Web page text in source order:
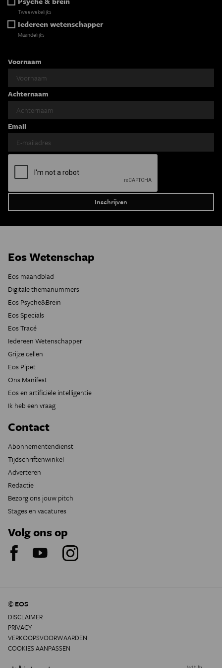
Tweewekelijks
Iedereen wetenschapper
Maandelijks
Voornaam
Achternaam
Email
Eos Wetenschap
Eos maandblad
Digitale themanummers
Eos Psyche&Brein
Eos Specials
Eos Tracé
Iedereen Wetenschapper
Grijze cellen
Eos Pipet
Ons Manifest
Eos en artificiële intelligentie
Ik heb een vraag
Contact
Abonnementendienst
Tijdschriftenwinkel
Adverteren
Redactie
Bezorg ons jouw pitch
Stages en vacatures
Volg ons op
© EOS
DISCLAIMER
PRIVACY
VERKOOPSVOORWAARDEN
COOKIES AANPASSEN